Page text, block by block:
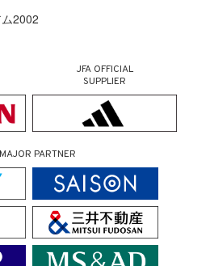
2002
JFA OFFICIAL
SUPPLIER
PARTNER